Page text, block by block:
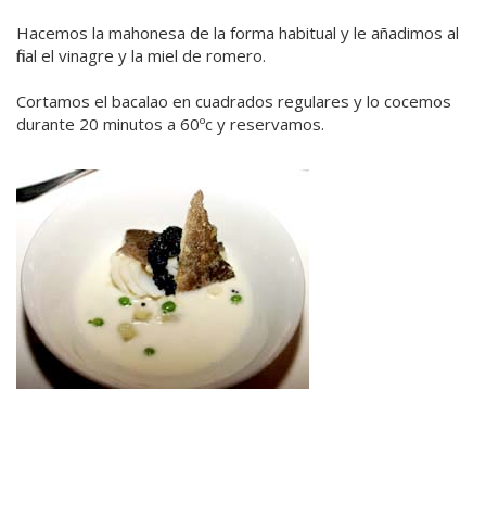
Hacemos la mahonesa de la forma habitual y le añadimos al
final el vinagre y la miel de romero.
Cortamos el bacalao en cuadrados regulares y lo cocemos
durante 20 minutos a 60ºc y reservamos.